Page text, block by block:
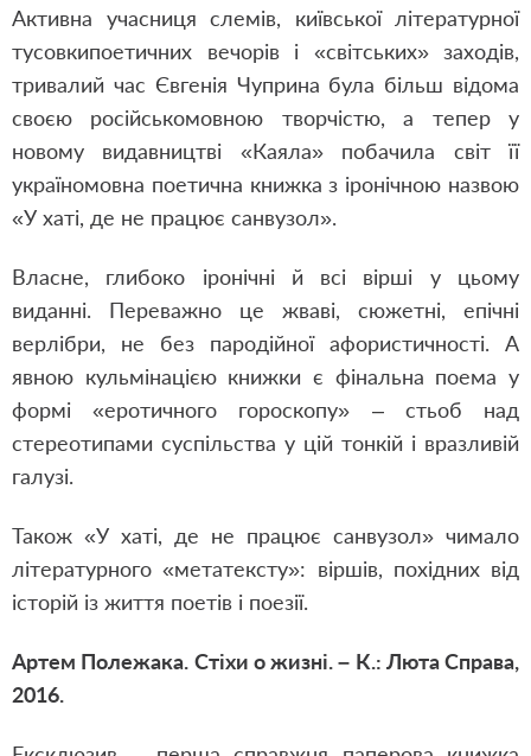
Активна учасниця слемів, київської літературної
тусовкипоетичних вечорів і «світських» заходів,
тривалий час Євгенія Чуприна була більш відома
своєю російськомовною творчістю, а тепер у
новому видавництві «Каяла» побачила світ її
україномовна поетична книжка з іронічною назвою
«У хаті, де не працює санвузол».
Власне, глибоко іронічні й всі вірші у цьому
виданні. Переважно це жваві, сюжетні, епічні
верлібри, не без пародійної афористичності. А
явною кульмінацією книжки є фінальна поема у
формі «еротичного гороскопу» – стьоб над
стереотипами суспільства у цій тонкій і вразливій
галузі.
Також «У хаті, де не працює санвузол» чимало
літературного «метатексту»: віршів, похідних від
історій із життя поетів і поезії.
Артем Полежака. Стіхи о жизні. – К.: Люта Справа,
2016.